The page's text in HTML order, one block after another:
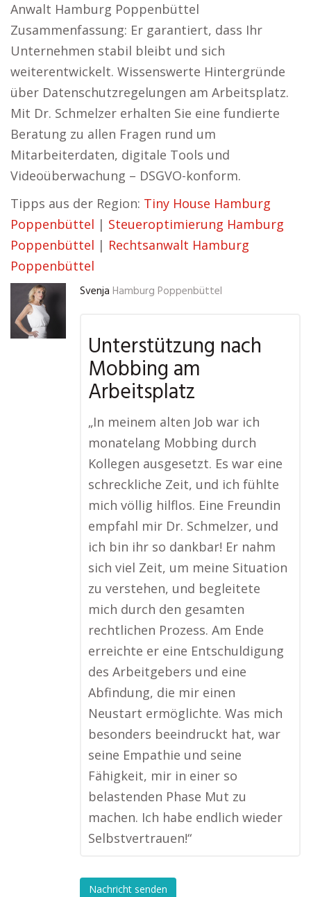
Anwalt Hamburg Poppenbüttel
Zusammenfassung: Er garantiert, dass Ihr
Unternehmen stabil bleibt und sich
weiterentwickelt. Wissenswerte Hintergründe
über Datenschutzregelungen am Arbeitsplatz.
Mit Dr. Schmelzer erhalten Sie eine fundierte
Beratung zu allen Fragen rund um
Mitarbeiterdaten, digitale Tools und
Videoüberwachung – DSGVO-konform.
Tipps aus der Region: Tiny House Hamburg
Poppenbüttel | Steueroptimierung Hamburg
Poppenbüttel | Rechtsanwalt Hamburg
Poppenbüttel
Svenja Hamburg Poppenbüttel
Unterstützung nach
Mobbing am
Arbeitsplatz
„In meinem alten Job war ich
monatelang Mobbing durch
Kollegen ausgesetzt. Es war eine
schreckliche Zeit, und ich fühlte
mich völlig hilflos. Eine Freundin
empfahl mir Dr. Schmelzer, und
ich bin ihr so dankbar! Er nahm
sich viel Zeit, um meine Situation
zu verstehen, und begleitete
mich durch den gesamten
rechtlichen Prozess. Am Ende
erreichte er eine Entschuldigung
des Arbeitgebers und eine
Abfindung, die mir einen
Neustart ermöglichte. Was mich
besonders beeindruckt hat, war
seine Empathie und seine
Fähigkeit, mir in einer so
belastenden Phase Mut zu
machen. Ich habe endlich wieder
Selbstvertrauen!“
Nachricht senden